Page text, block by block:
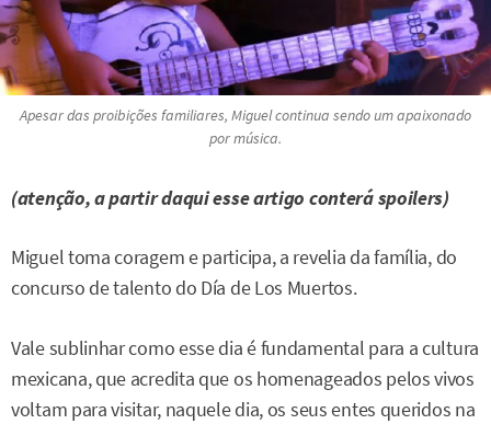
Apesar das proibições familiares, Miguel continua sendo um apaixonado
por música.
(atenção, a partir daqui esse artigo conterá spoilers)
Miguel toma coragem e participa, a revelia da família, do
concurso de talento do Día de Los Muertos.
Vale sublinhar como esse dia é fundamental para a cultura
mexicana, que acredita que os homenageados pelos vivos
voltam para visitar, naquele dia, os seus entes queridos na